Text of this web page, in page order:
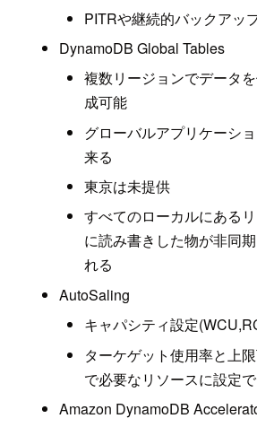
PITRや継続的バックアッ
DynamoDB Global Tables
複数リージョンでデータ
成可能
グローバルアプリケーシ
来る
東京は未提供
すべてのローカルにある
に読み書きした物が非同
れる
AutoSaling
キャパシティ設定
ターケゲット使用率と上
で必要なリソースに設定
Amazon DynamoDB